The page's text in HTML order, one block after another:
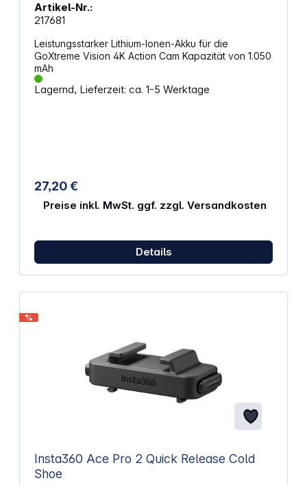
Artikel-Nr.:
217681
Leistungsstarker Lithium-Ionen-Akku für die
GoXtreme Vision 4K Action Cam Kapazität von 1.050
mAh
Lagernd, Lieferzeit: ca. 1-5 Werktage
27,20 €
Preise inkl. MwSt. ggf. zzgl. Versandkosten
Details
%
Insta360 Ace Pro 2 Quick Release Cold
Shoe